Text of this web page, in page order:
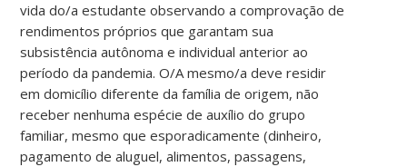
vida do/a estudante observando a comprovação de
rendimentos próprios que garantam sua
subsistência autônoma e individual anterior ao
período da pandemia. O/A mesmo/a deve residir
em domicílio diferente da família de origem, não
receber nenhuma espécie de auxílio do grupo
familiar, mesmo que esporadicamente (dinheiro,
pagamento de aluguel, alimentos, passagens,